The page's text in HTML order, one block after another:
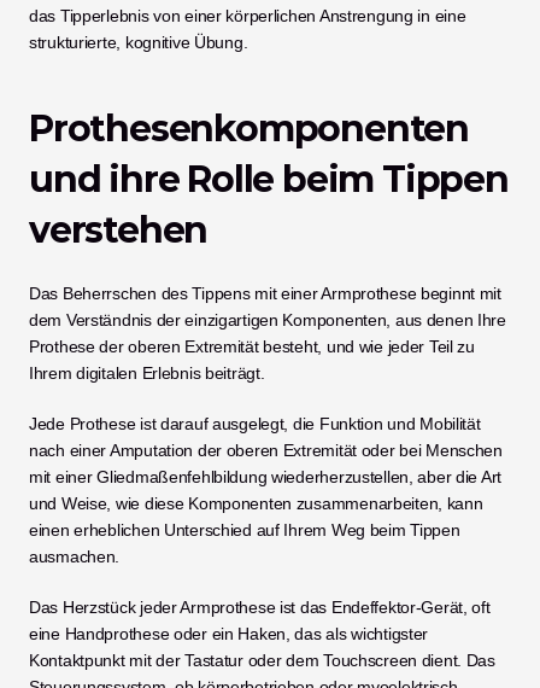
das Tipperlebnis von einer körperlichen Anstrengung in eine
strukturierte, kognitive Übung.
Prothesenkomponenten
und ihre Rolle beim Tippen
verstehen
Das Beherrschen des Tippens mit einer Armprothese beginnt mit
dem Verständnis der einzigartigen Komponenten, aus denen Ihre
Prothese der oberen Extremität besteht, und wie jeder Teil zu
Ihrem digitalen Erlebnis beiträgt.
Jede Prothese ist darauf ausgelegt, die Funktion und Mobilität
nach einer Amputation der oberen Extremität oder bei Menschen
mit einer Gliedmaßenfehlbildung wiederherzustellen, aber die Art
und Weise, wie diese Komponenten zusammenarbeiten, kann
einen erheblichen Unterschied auf Ihrem Weg beim Tippen
ausmachen.
Das Herzstück jeder Armprothese ist das Endeffektor-Gerät, oft
eine Handprothese oder ein Haken, das als wichtigster
Kontaktpunkt mit der Tastatur oder dem Touchscreen dient. Das